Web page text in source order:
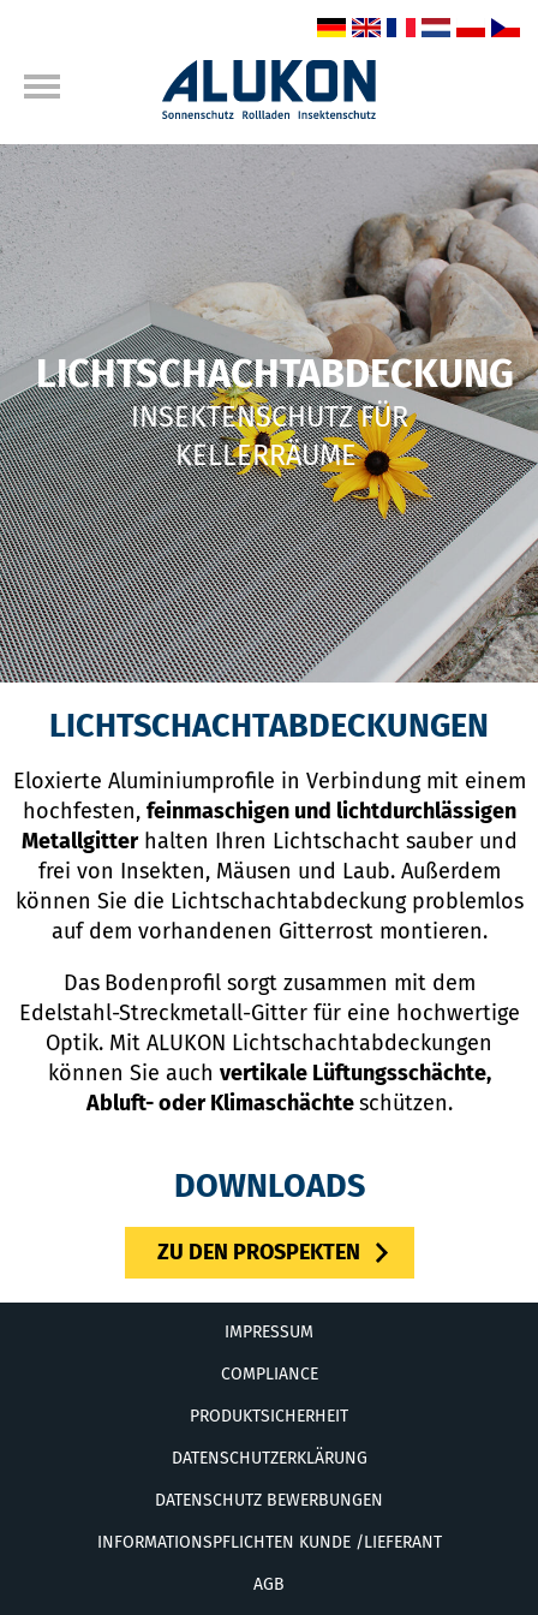
LICHTSCHACHTABDECKUNG
INSEKTENSCHUTZ FÜR
KELLERRÄUME
LICHTSCHACHTABDECKUNGEN
Eloxierte Aluminiumprofile in Verbindung mit einem
hochfesten, feinmaschigen und lichtdurchlässigen
Metallgitterhalten Ihren Lichtschacht sauber und
frei von Insekten, Mäusen und Laub. Außerdem
können Sie die Lichtschachtabdeckung problemlos
auf dem vorhandenen Gitterrost montieren.
Das Bodenprofil sorgt zusammen mit dem
Edelstahl-Streckmetall-Gitter für eine hochwertige
Optik. Mit ALUKON Lichtschachtabdeckungen
können Sie auch vertikale Lüftungsschächte,
Abluft- oder Klimaschächteschützen.
DOWNLOADS
ZU DEN PROSPEKTEN
IMPRESSUM
COMPLIANCE
PRODUKTSICHERHEIT
DATENSCHUTZERKLÄRUNG
DATENSCHUTZ BEWERBUNGEN
INFORMATIONSPFLICHTEN KUNDE /LIEFERANT
AGB